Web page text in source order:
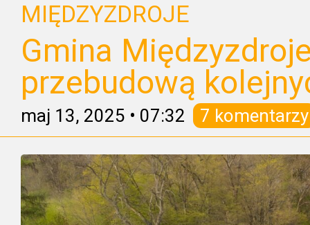
MIĘDZYZDROJE
Gmina
przebudową
maj 13, 2025 • 07:32 7 komentarzy